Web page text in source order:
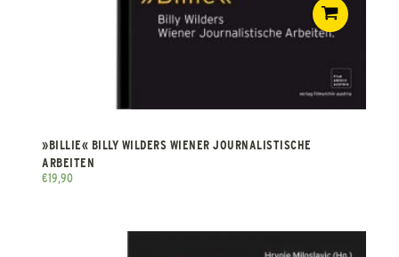
»BILLIE« BILLY WILDERS WIENER JOURNALISTISCHE
ARBEITEN
€19,90